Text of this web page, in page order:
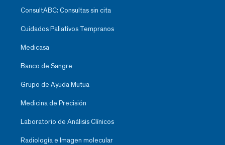
ConsultABC: Consultas sin cita
Cuidados Paliativos Tempranos
Medicasa
Banco de Sangre
Grupo de Ayuda Mutua
Medicina de Precisión
Laboratorio de Análisis Clínicos
Radiología e Imagen molecular